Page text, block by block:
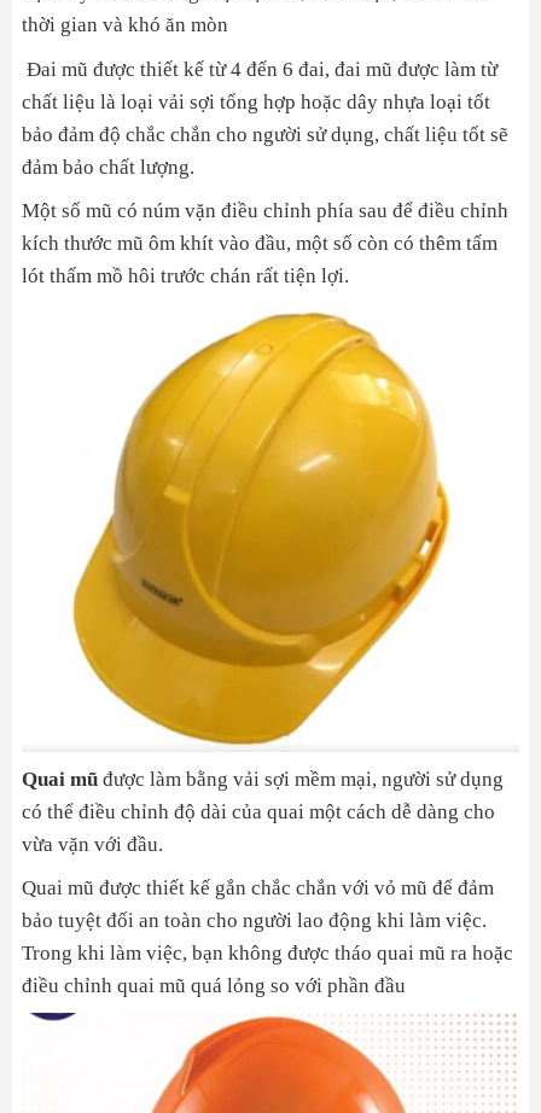
thời gian và khó ăn mòn
Đai mũ được thiết kế từ 4 đến 6 đai, đai mũ được làm từ
chất liệu là loại vải sợi tổng hợp hoặc dây nhựa loại tốt
bảo đảm độ chắc chắn cho người sử dụng, chất liệu tốt sẽ
đảm bảo chất lượng.
Một số mũ có núm vặn điều chỉnh phía sau để điều chỉnh
kích thước mũ ôm khít vào đầu, một số còn có thêm tấm
lót thấm mồ hôi trước chán rất tiện lợi.
Quai mũđược làm bằng vải sợi mềm mại, người sử dụng
có thể điều chỉnh độ dài của quai một cách dễ dàng cho
vừa vặn với đầu.
Quai mũ được thiết kế gắn chắc chắn với vỏ mũ để đảm
bảo tuyệt đối an toàn cho người lao động khi làm việc.
Trong khi làm việc, bạn không được tháo quai mũ ra hoặc
điều chỉnh quai mũ quá lỏng so với phần đầu